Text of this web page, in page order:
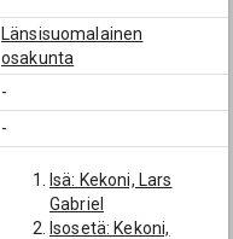
Länsisuomalainen
osakunta
-
-
Isä: Kekoni, Lars
Gabriel
Isosetä: Kekoni,